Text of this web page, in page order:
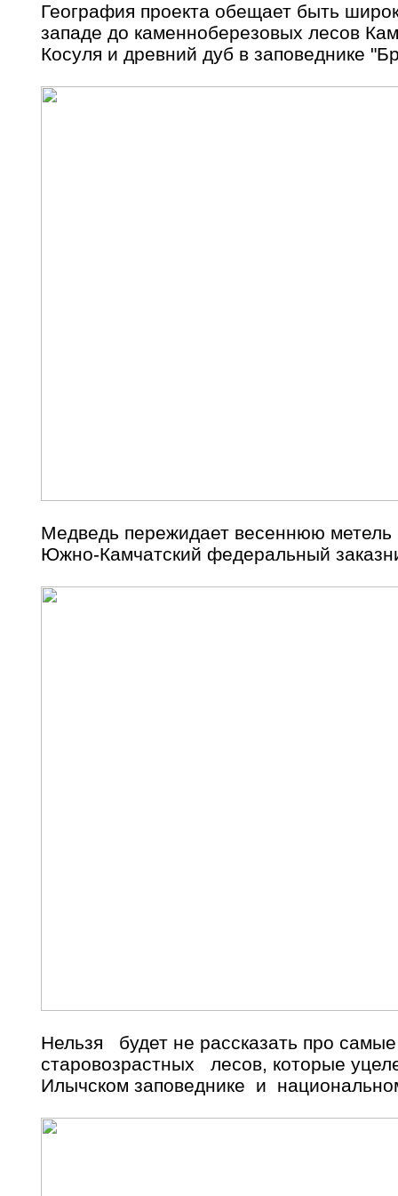
География проекта обещает быть
западе до каменноберезовых лесов
Косуля и древний дуб в заповеднике
Медведь пережидает весеннюю метель
Южно-Камчатский федеральный
Нельзя будет не рассказать про
старовозрастных лесов, которые
Илычском заповеднике и